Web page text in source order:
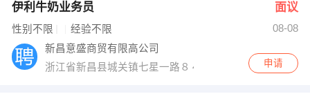
伊利牛奶业务员 面议
性别不限 经验不限
08-08
新昌意盛商贸有限高公司
浙江省新昌县城关镇七星一路８４号
申请